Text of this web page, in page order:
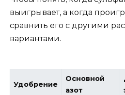
выигрывает, а когда
сравнить его с другими
вариантами.
Удобрение
Основной
азот